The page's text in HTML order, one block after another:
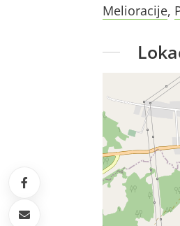
Melioracije,